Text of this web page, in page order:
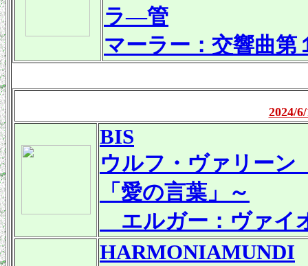
ラ―管
マーラー：交響曲第
2024/
BIS
ウルフ・ヴァリーン
「愛の言葉」～
エルガー：ヴァイ
HARMONIAMUNDI